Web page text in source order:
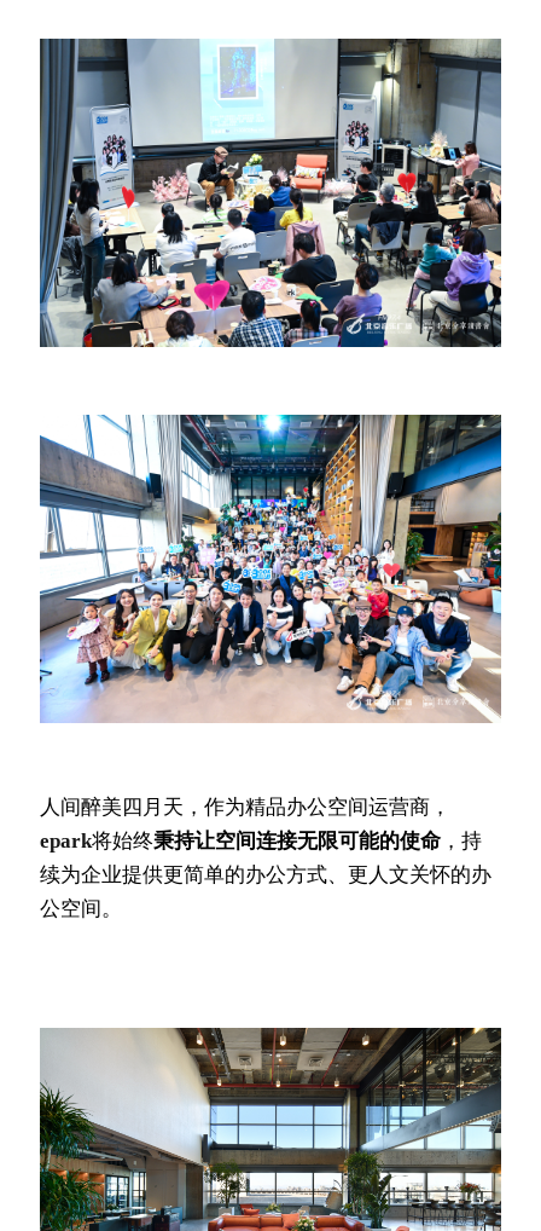
人间醉美四月天，作为精品办公空间运营商，
epark将始终秉持让空间连接无限可能的使命，持
续为企业提供更简单的办公方式、更人文关怀的办
公空间。